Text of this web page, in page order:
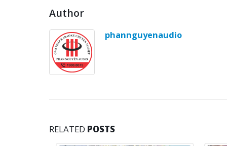
Trong quá trình
Quý khách có thể tham khảo thêm 1 số công trình